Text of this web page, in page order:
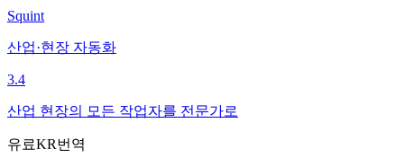
Squint
산업·현장 자동화
3.4
산업 현장의 모든 작업자를 전문가로
유료KR번역